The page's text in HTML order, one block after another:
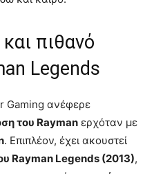
πιθανό
Legends
Gaming ανέφερε
του Rayman ερχόταν με
. Επιπλέον, έχει ακουστεί
Rayman Legends (2013),